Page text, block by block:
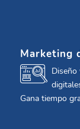
Marketing
Diseño
Gana tiempo